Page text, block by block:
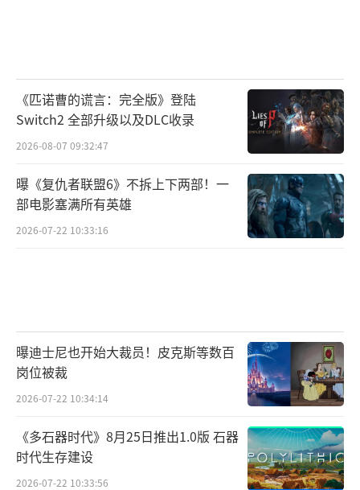
《匹诺曹的谎言：完全版》登陆
Switch2 全部升级以及DLC收录
2026-08-07 09:32:47
曝《复仇者联盟6》不拆上下两部！一
部电影塞满所有英雄
2026-07-22 10:33:16
曝迪士尼也开始大裁员！皮克斯等数百
岗位被裁
2026-07-22 10:34:14
《多石器时代》8月25日推出1.0版 石器
时代生存建设
2026-07-22 10:33:56